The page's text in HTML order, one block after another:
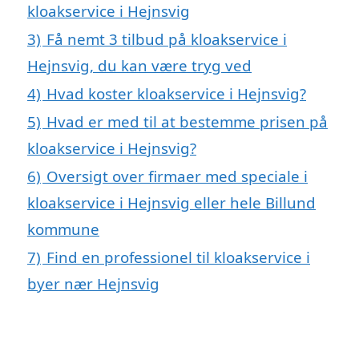
kloakservice i Hejnsvig
3) Få nemt 3 tilbud på kloakservice i
Hejnsvig, du kan være tryg ved
4) Hvad koster kloakservice i Hejnsvig?
5) Hvad er med til at bestemme prisen på
kloakservice i Hejnsvig?
6) Oversigt over firmaer med speciale i
kloakservice i Hejnsvig eller hele Billund
kommune
7) Find en professionel til kloakservice i
byer nær Hejnsvig